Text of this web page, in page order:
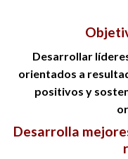
Desarrollar
orientados a
positivos y
Desarrolla